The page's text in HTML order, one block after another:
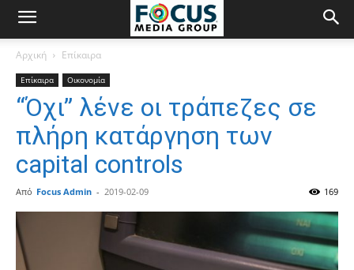
Αρχική Επίκαιρα
Επίκαιρα Οικονομία
“Όχι” λένε οι τράπεζες σε
πλήρη κατάργηση των
capital controls
Από Focus Admin - 2019-02-09 169